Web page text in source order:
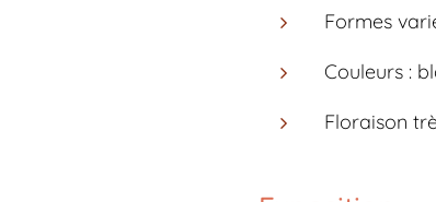
Formes
Couleurs :
Floraison